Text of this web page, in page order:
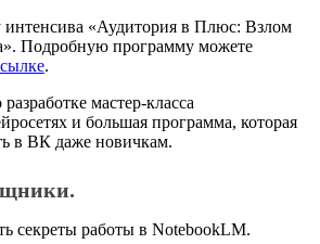
«Аудитория в Плюс: Взлом
Подробную программу можете
.
мастер-класса
и большая программа, которая
в ВК даже новичкам.
секреты работы в NotebookLM.